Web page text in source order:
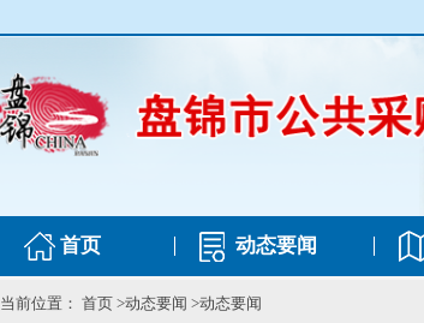
首页 动态要闻
当前位置： 首页 >动态要闻 >动态要闻